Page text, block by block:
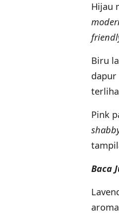
Hijau
Biru
dapur
Pink
Baca